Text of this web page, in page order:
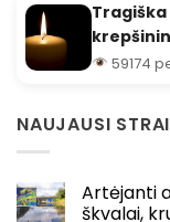
59174
NAUJAUSI
Artėjanti
škvalai,